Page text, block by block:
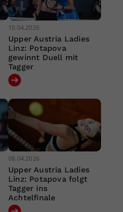
10.04.2026
Upper Austria Ladies
Linz: Potapova
gewinnt Duell mit
Tagger
08.04.2026
Upper Austria Ladies
Linz: Potapova folgt
Tagger ins
Achtelfinale